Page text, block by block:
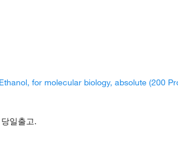
Ethanol, for molecular biology, absolute (200
일출고.